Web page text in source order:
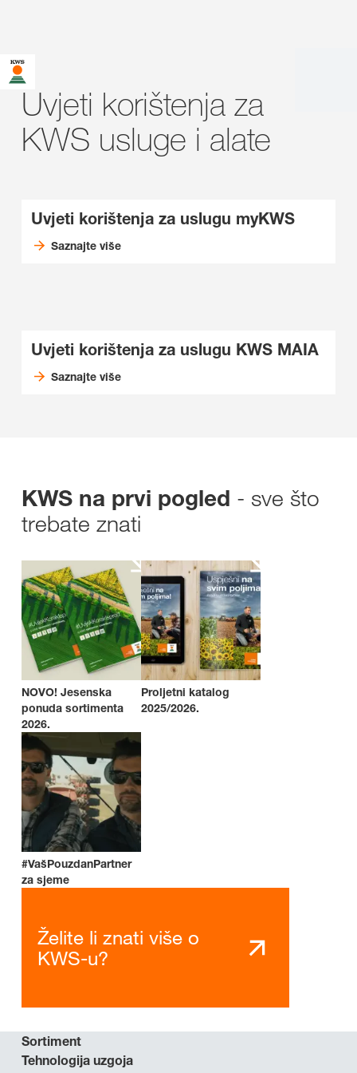
Uvjeti korištenja za
KWS usluge i alate
Uvjeti korištenja za uslugu myKWS
Saznajte više
Uvjeti korištenja za uslugu KWS MAIA
Saznajte više
KWS na prvi pogled - sve što
trebate znati
NOVO! Jesenska
ponuda sortimenta
2026.
Proljetni katalog
2025/2026.
#VašPouzdanPartner
za sjeme
Želite li znati više o
KWS-u?
Sortiment
Tehnologija uzgoja